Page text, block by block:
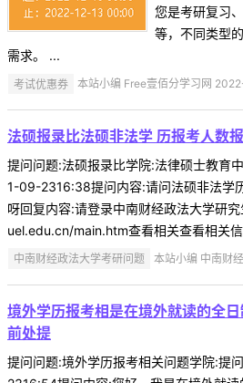
您是考研复习
等，不同类型
需求。 ...
考试优惠券 本站小编 Free壹佰分学习网
法硕报录比法硕非法学 历报考人数
提问问题:法硕报录比学院:法律硕士教育
1-09-2316:38提问内容:请问法硕非法学
呀回复内容:请登录中南财经政法大学研
uel.edu.cn/main.htm查看相关查看相关
中南财经政法大学考研问题 本站小编 中南财
境外学历报考相是在境外就读的全
前处提
提问问题:境外学历报考相关问题学院: